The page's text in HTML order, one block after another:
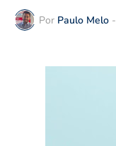
Por Paulo Melo -